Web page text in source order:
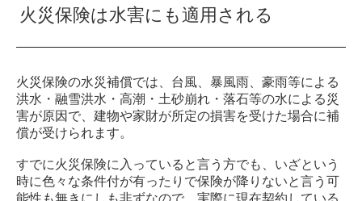
火災保険は水害にも適用される
火災保険の水災補償では、台風、暴風雨、豪雨等による
洪水・融雪洪水・高潮・土砂崩れ・落石等の水による災
害が原因で、建物や家財が所定の損害を受けた場合に補
償が受けられます。
すでに火災保険に入っていると言う方でも、いざという
時に色々な条件付が有ったりで保険が降りないと言う可
能性も無きにしも非ずなので、実際に現在契約している